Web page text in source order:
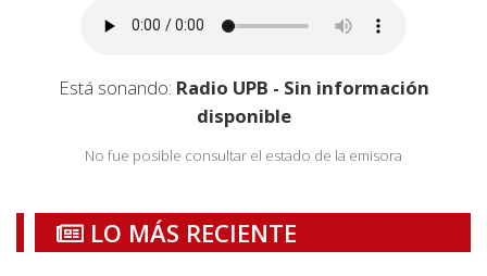
Está sonando: Radio UPB - Sin información
disponible
No fue posible consultar el estado de la emisora
LO MÁS RECIENTE